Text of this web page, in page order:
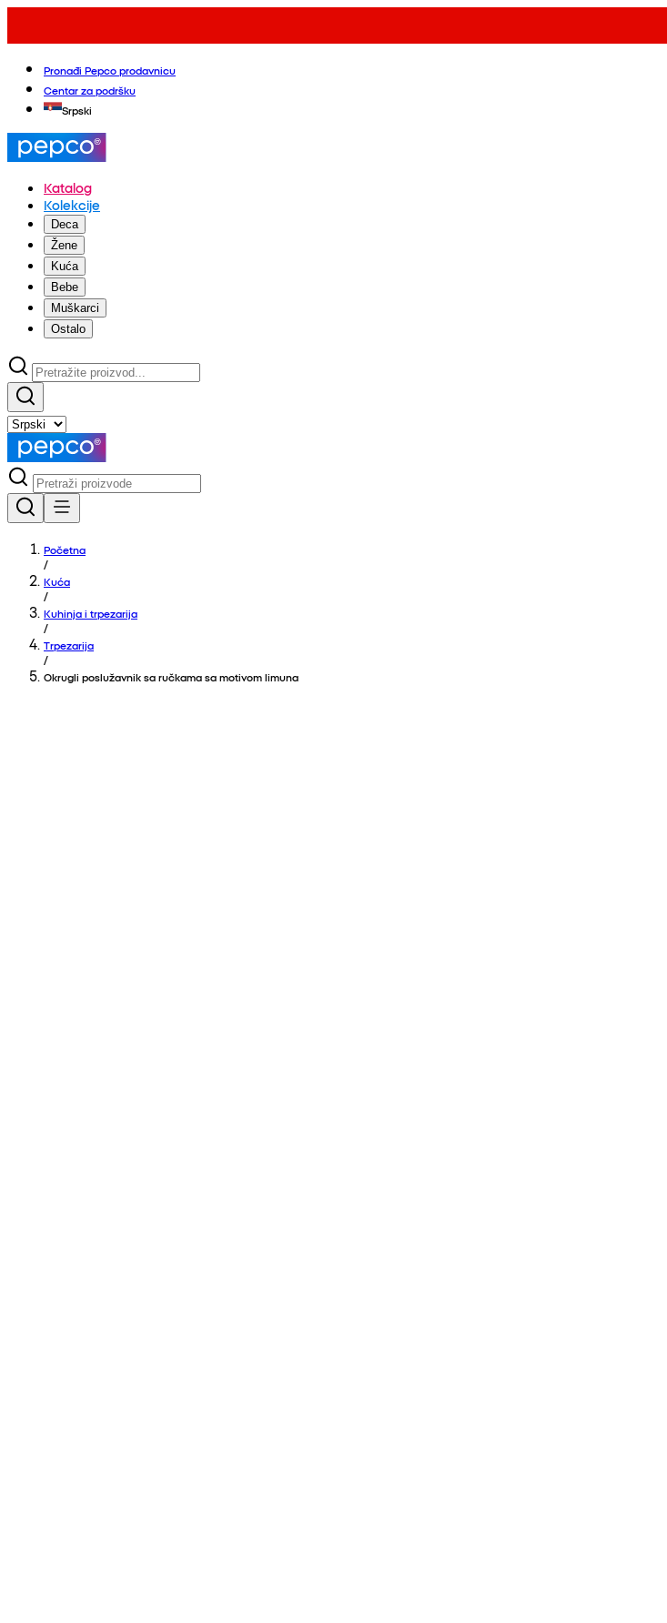
Pronađi Pepco prodavnicu
Centar za podršku
Srpski
Katalog
Kolekcije
Deca
Žene
Kuća
Bebe
Muškarci
Ostalo
Početna
/
Kuća
/
Kuhinja i trpezarija
/
Trpezarija
/
Okrugli poslužavnik sa ručkama sa motivom limuna